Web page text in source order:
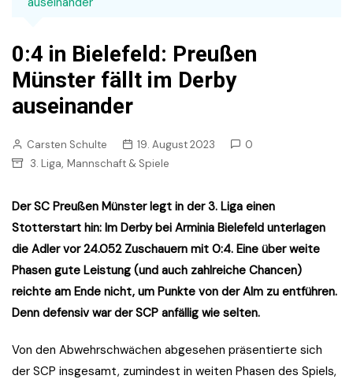
0:4 in Bielefeld: Preußen
Münster fällt im Derby
auseinander
Carsten Schulte 19. August 2023
0
3. Liga, Mannschaft & Spiele
Der SC Preußen Münster legt in der 3. Liga einen
Stotterstart hin: Im Derby bei Arminia Bielefeld unterlagen
die Adler vor 24.052 Zuschauern mit 0:4. Eine über weite
Phasen gute Leistung (und auch zahlreiche Chancen)
reichte am Ende nicht, um Punkte von der Alm zu entführen.
Denn defensiv war der SCP anfällig wie selten.
Von den Abwehrschwächen abgesehen präsentierte sich
der SCP insgesamt, zumindest in weiten Phasen des Spiels,